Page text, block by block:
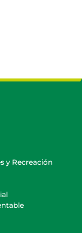
y Recreación